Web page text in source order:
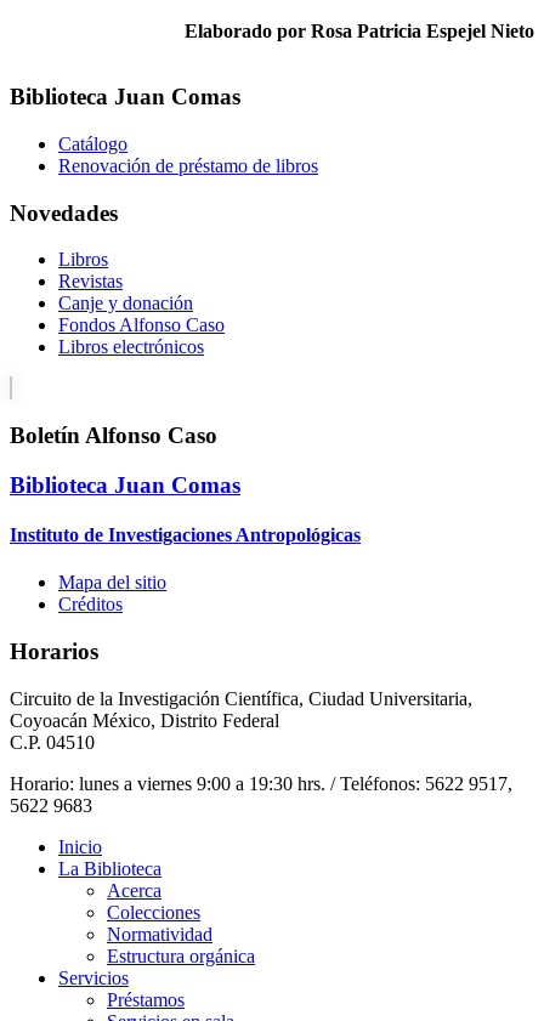
Elaborado por Rosa Patricia Espejel Nieto
Biblioteca Juan Comas
Catálogo
Renovación de préstamo de libros
Novedades
Libros
Revistas
Canje y donación
Fondos Alfonso Caso
Libros electrónicos
Boletín Alfonso Caso
Biblioteca Juan Comas
Instituto de Investigaciones Antropológicas
Mapa del sitio
Créditos
Horarios
Circuito de la Investigación Científica, Ciudad Universitaria,
Coyoacán México, Distrito Federal
C.P. 04510
Horario: lunes a viernes 9:00 a 19:30 hrs. / Teléfonos: 5622 9517,
5622 9683
Inicio
La Biblioteca
Acerca
Colecciones
Normatividad
Estructura orgánica
Servicios
Préstamos